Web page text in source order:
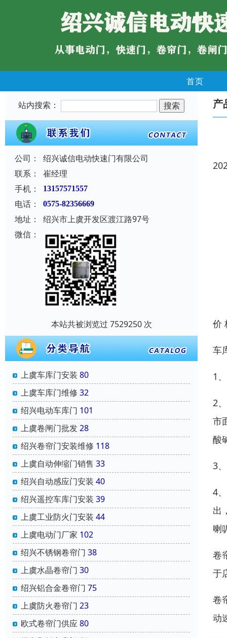
首页
站内搜索：
公司：
绍兴诚信电动快速门有限公司
联系：
崔经理
手机：
13157571557
电话： 0575-82356669
地址：
绍兴市上虞开发区渡江路97号
微信：
本站共被浏览过 7529250 次
上虞车库门安装 80
上虞车库门维修 32
绍兴电动车库门 101
上虞卷闸门批发28
绍兴卷帘门安装维修 118
上虞自动伸缩门销售 33
绍兴自动感应门安装 40
绍兴遥控车库门安装 39
上虞工业防火门安装 44
上虞电动门厂家 102
绍兴不锈钢卷帘门 38
上虞水晶卷帘门 30
绍兴铝合金卷帘门 75
上虞防火卷帘门 23
欧式卷帘门供应80
产
价
车
1
2
市
酸
3
4
出
喇
卷
于
卷
动